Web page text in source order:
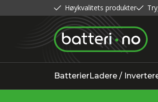
Høykvalitets produkter
BatterierLadere /